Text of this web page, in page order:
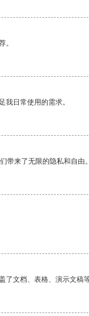
。
我日常使用的需求。
带来了无限的隐私和自由。
了文档、表格、演示文稿